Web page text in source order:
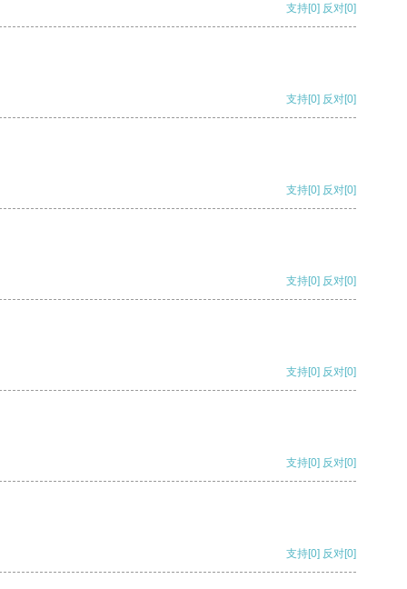
支持[0] 反对[0]
支持[0] 反对[0]
支持[0] 反对[0]
支持[0] 反对[0]
支持[0] 反对[0]
支持[0] 反对[0]
支持[0] 反对[0]